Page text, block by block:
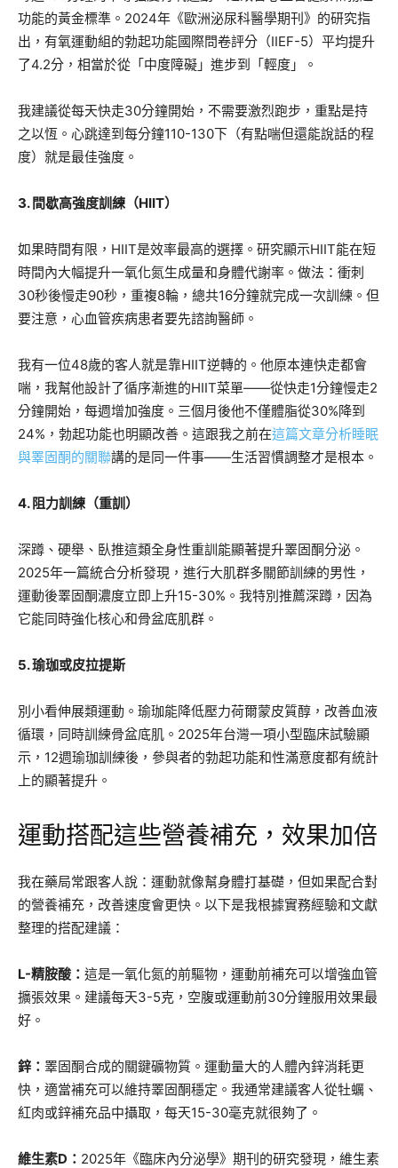
功能的黃金標準。2024年《歐洲泌尿科醫學期刊》的研究指
出，有氧運動組的勃起功能國際問卷評分（IIEF-5）平均提升
了4.2分，相當於從「中度障礙」進步到「輕度」。
我建議從每天快走30分鐘開始，不需要激烈跑步，重點是持
之以恆。心跳達到每分鐘110-130下（有點喘但還能說話的程
度）就是最佳強度。
3. 間歇高強度訓練（HIIT）
如果時間有限，HIIT是效率最高的選擇。研究顯示HIIT能在短
時間內大幅提升一氧化氮生成量和身體代謝率。做法：衝刺
30秒後慢走90秒，重複8輪，總共16分鐘就完成一次訓練。但
要注意，心血管疾病患者要先諮詢醫師。
我有一位48歲的客人就是靠HIIT逆轉的。他原本連快走都會
喘，我幫他設計了循序漸進的HIIT菜單——從快走1分鐘慢走2
分鐘開始，每週增加強度。三個月後他不僅體脂從30%降到
24%，勃起功能也明顯改善。這跟我之前在這篇文章分析睡眠
與睪固酮的關聯講的是同一件事——生活習慣調整才是根本。
4. 阻力訓練（重訓）
深蹲、硬舉、臥推這類全身性重訓能顯著提升睪固酮分泌。
2025年一篇統合分析發現，進行大肌群多關節訓練的男性，
運動後睪固酮濃度立即上升15-30%。我特別推薦深蹲，因為
它能同時強化核心和骨盆底肌群。
5. 瑜珈或皮拉提斯
別小看伸展類運動。瑜珈能降低壓力荷爾蒙皮質醇，改善血液
循環，同時訓練骨盆底肌。2025年台灣一項小型臨床試驗顯
示，12週瑜珈訓練後，參與者的勃起功能和性滿意度都有統計
上的顯著提升。
運動搭配這些營養補充，效果加倍
我在藥局常跟客人說：運動就像幫身體打基礎，但如果配合對
的營養補充，改善速度會更快。以下是我根據實務經驗和文獻
整理的搭配建議：
L-精胺酸： 這是一氧化氮的前驅物，運動前補充可以增強血管
擴張效果。建議每天3-5克，空腹或運動前30分鐘服用效果最
好。
鋅： 睪固酮合成的關鍵礦物質。運動量大的人體內鋅消耗更
快，適當補充可以維持睪固酮穩定。我通常建議客人從牡蠣、
紅肉或鋅補充品中攝取，每天15-30毫克就很夠了。
維生素D： 2025年《臨床內分泌學》期刊的研究發現，維生素